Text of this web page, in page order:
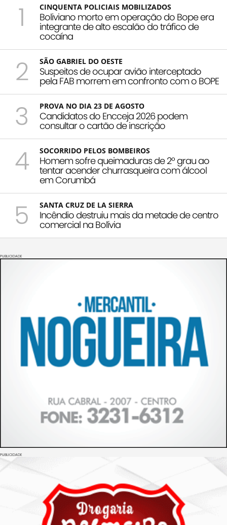
1 CINQUENTA POLICIAIS MOBILIZADOS
Boliviano morto em operação do Bope era
integrante de alto escalão do tráfico de
cocaína
2 SÃO GABRIEL DO OESTE
Suspeitos de ocupar avião interceptado
pela FAB morrem em confronto com o BOPE
3 PROVA NO DIA 23 DE AGOSTO
Candidatos do Encceja 2026 podem
consultar o cartão de inscrição
4 SOCORRIDO PELOS BOMBEIROS
Homem sofre queimaduras de 2º grau ao
tentar acender churrasqueira com álcool
em Corumbá
5 SANTA CRUZ DE LA SIERRA
Incêndio destruiu mais da metade de centro
comercial na Bolívia
PUBLICIDADE
PUBLICIDADE